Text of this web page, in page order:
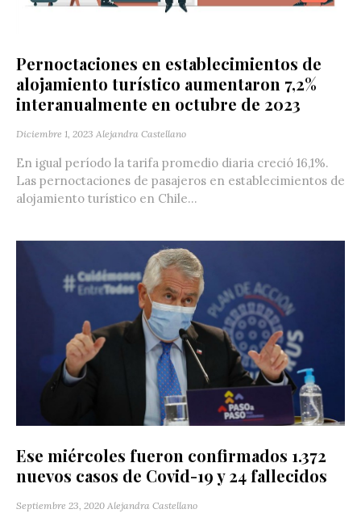
Pernoctaciones en establecimientos de
alojamiento turístico aumentaron 7,2%
interanualmente en octubre de 2023
Diciembre 1, 2023 Alejandra Castellano
En igual período la tarifa promedio diaria creció 16,1%.
Las pernoctaciones de pasajeros en establecimientos de
alojamiento turístico en Chile...
Ese miércoles fueron confirmados 1.372
nuevos casos de Covid-19 y 24 fallecidos
Septiembre 23, 2020 Alejandra Castellano